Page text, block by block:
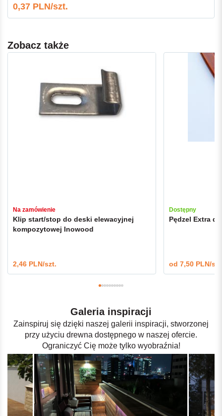
0,37 PLN/szt.
Zobacz także
Na zamówienie
Klip start/stop do deski elewacyjnej
kompozytowej Inowood
2,46 PLN/szt.
Dostępny
Pędzel Extra
od 7,50 PLN/
Galeria inspiracji
Zainspiruj się dzięki naszej galerii inspiracji, stworzonej
przy użyciu drewna dostępnego w naszej ofercie.
Ograniczyć Cię może tylko wyobraźnia!